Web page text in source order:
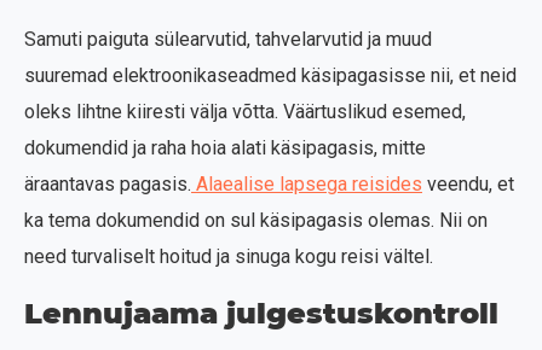
Samuti paiguta sülearvutid, tahvelarvutid ja muud
suuremad elektroonikaseadmed käsipagasisse nii, et neid
oleks lihtne kiiresti välja võtta. Väärtuslikud esemed,
dokumendid ja raha hoia alati käsipagasis, mitte
äraantavas pagasis. Alaealise lapsega reisides veendu, et
ka tema dokumendid on sul käsipagasis olemas. Nii on
need turvaliselt hoitud ja sinuga kogu reisi vältel.
Lennujaama julgestuskontroll